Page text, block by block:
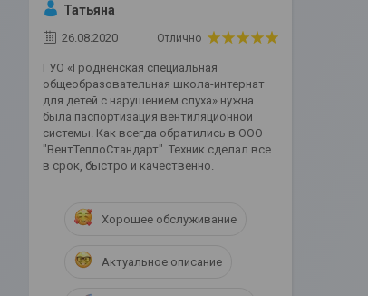
Татьяна
26.08.2020 Отлично
ГУО «Гродненская специальная
общеобразовательная школа-интернат
для детей с нарушением слуха» нужна
была паспортизация вентиляционной
системы. Как всегда обратились в ООО
"ВентТеплоСтандарт". Техник сделал все
в срок, быстро и качественно.
Хорошее обслуживание
Актуальное описание